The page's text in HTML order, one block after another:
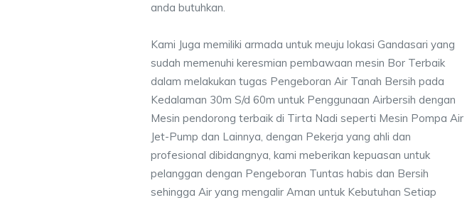
anda butuhkan.
Kami Juga memiliki armada untuk meuju lokasi Gandasari yang
sudah memenuhi keresmian pembawaan mesin Bor Terbaik
dalam melakukan tugas Pengeboran Air Tanah Bersih pada
Kedalaman 30m S/d 60m untuk Penggunaan Airbersih dengan
Mesin pendorong terbaik di Tirta Nadi seperti Mesin Pompa Air
Jet-Pump dan Lainnya, dengan Pekerja yang ahli dan
profesional dibidangnya, kami meberikan kepuasan untuk
pelanggan dengan Pengeboran Tuntas habis dan Bersih
sehingga Air yang mengalir Aman untuk Kebutuhan Setiap